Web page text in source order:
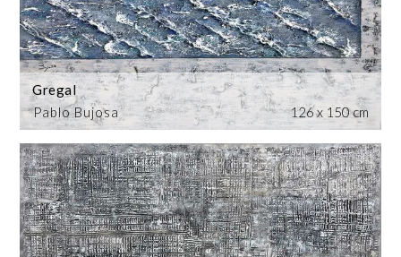
Pablo Bujosa
Gregal
126 x 150 cm